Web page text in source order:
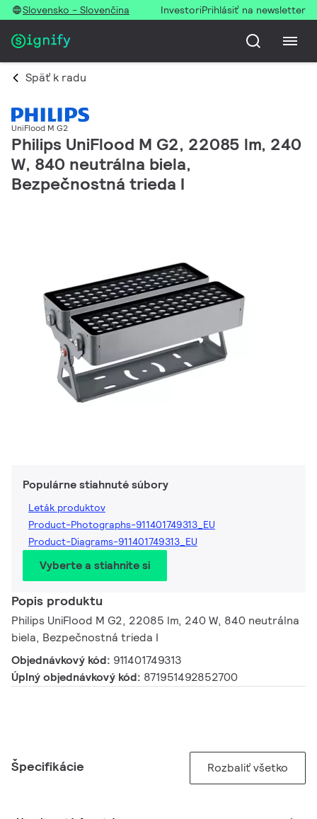
Slovensko - Slovenčina InvestoriPrihlásiť na newsletter
Späť k radu
UniFlood M G2
Philips UniFlood M G2, 22085 lm, 240
W, 840 neutrálna biela,
Bezpečnostná trieda I
Populárne stiahnuté súbory
Leták produktov
Product-Photographs-911401749313_EU
Product-Diagrams-911401749313_EU
Vyberte a stiahnite si
Popis produktu
Philips UniFlood M G2, 22085 lm, 240 W, 840 neutrálna
biela, Bezpečnostná trieda I
Objednávkový kód: 911401749313
Úplný objednávkový kód: 871951492852700
Špecifikácie Rozbaliť všetko